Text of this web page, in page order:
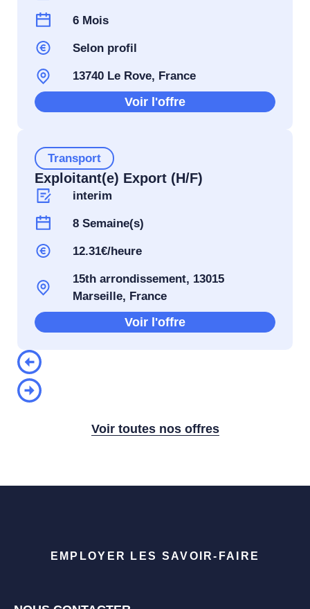
6 Mois
Selon profil
13740 Le Rove, France
Voir l'offre
Transport
Exploitant(e) Export (H/F)
interim
8 Semaine(s)
12.31€/heure
15th arrondissement, 13015
Marseille, France
Voir l'offre
Voir toutes nos offres
EMPLOYER LES SAVOIR-FAIRE